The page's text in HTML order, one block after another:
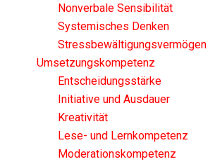
Nonverbale Sensibilität
Systemisches Denken
Stressbewältigungsvermögen
Umsetzungskompetenz
Entscheidungsstärke
Initiative und Ausdauer
Kreativität
Lese- und Lernkompetenz
Moderationskompetenz